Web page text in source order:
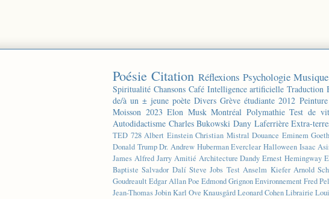
Poésie Citation Réflexions Psychologie Musique
Spiritualité Chansons Café Intelligence artificielle Traduction
de/à un ± jeune poète Divers Grève étudiante 2012 Peinture
Moisson 2023 Elon Musk Montréal Polymathie Test de
Autodidactisme Charles Bukowski Dany Laferrière Extra-
TED 728 Albert Einstein Christian Mistral Douance Eminem
Donald Trump Dr. Andrew Huberman Everclear Halloween Isaac
James Alfred Jarry Amitié Architecture Dandy Ernest Hemingway
Baptiste Salvador Dalí Steve Jobs Test Anselm Kiefer Arnold
Goudreault Edgar Allan Poe Edmond GrignonEnvironnement Fred
Jean-Thomas JobinKarl Ove KnausgårdLeonard CohenLibrairie